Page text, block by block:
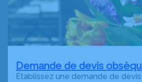
Demande de devis
Établissez une demande de